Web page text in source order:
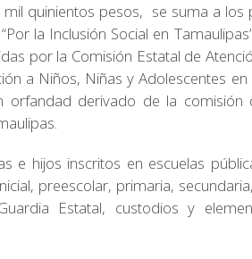
quinientos pesos, se suma a los
la Inclusión Social en
por la Comisión Estatal de
a Niños, Niñas y Adolescentes en
orfandad derivado de la
e hijos inscritos en escuelas
preescolar, primaria,
Estatal, custodios y